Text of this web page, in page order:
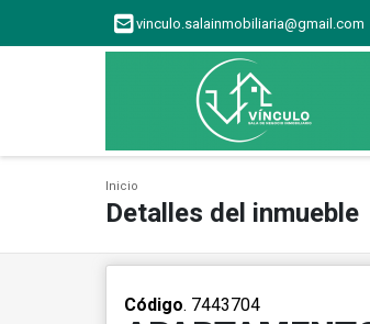
vinculo.salainmobiliaria@gmail.com
Inicio
Detalles del inmueble
Código. 7443704